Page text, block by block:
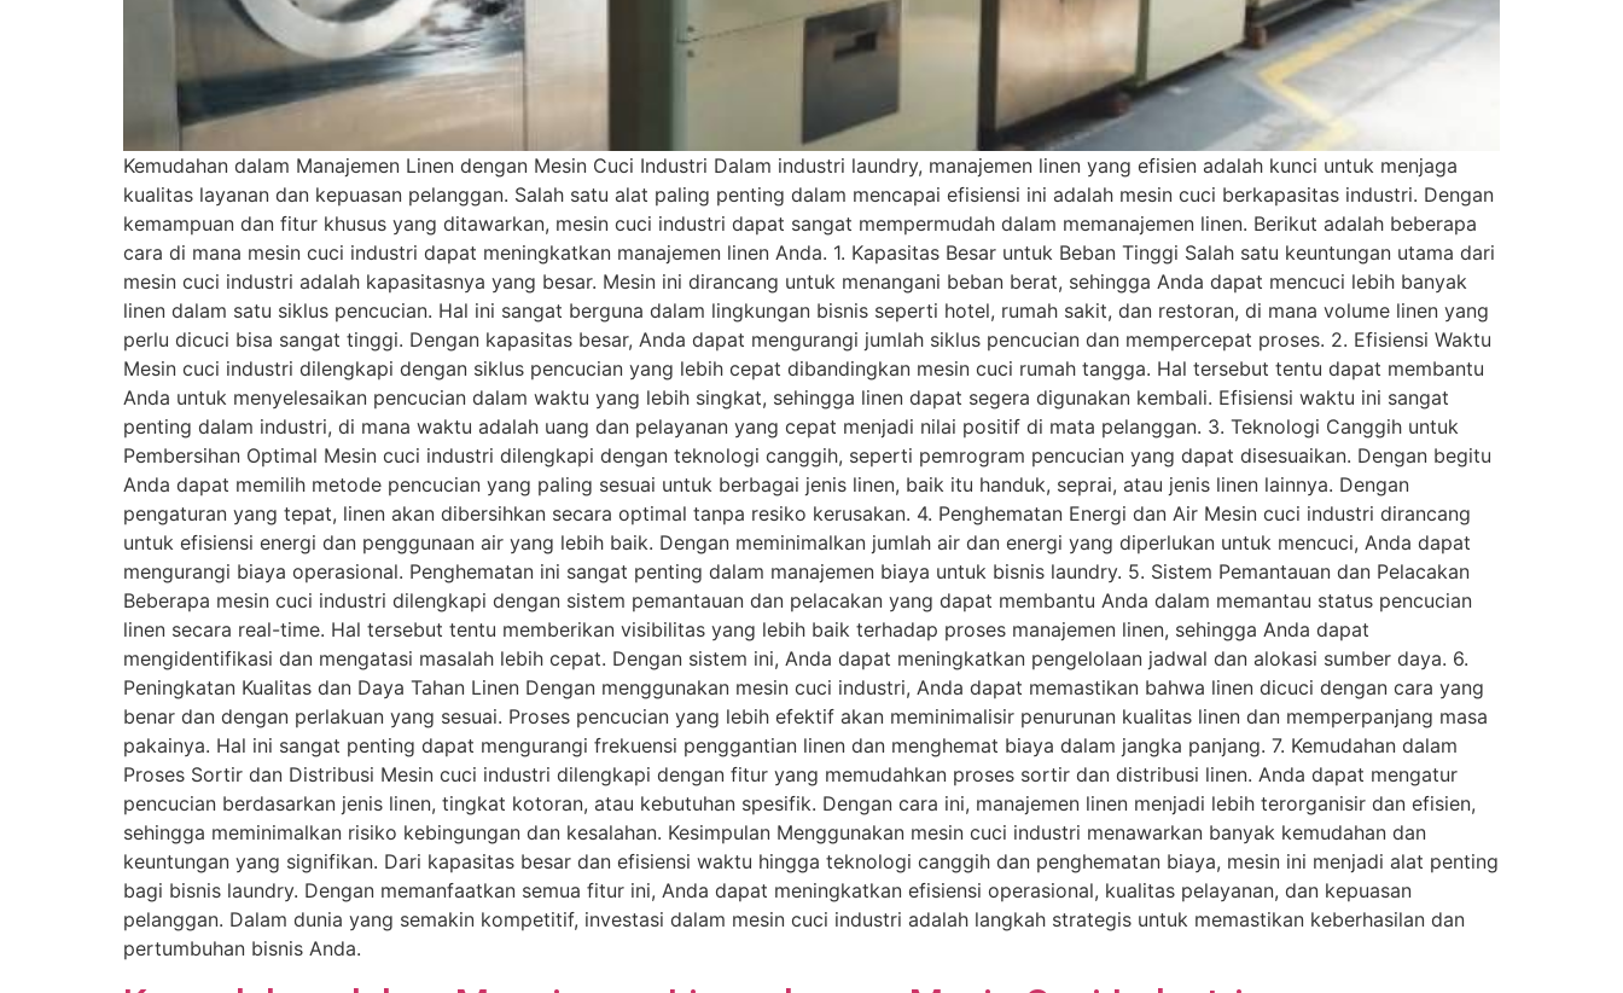
Kemudahan dalam Manajemen Linen dengan Mesin Cuci Industri Dalam industri laundry, manajemen linen yang efisien adalah kunci untuk menjaga
kualitas layanan dan kepuasan pelanggan. Salah satu alat paling penting dalam mencapai efisiensi ini adalah mesin cuci berkapasitas industri. Dengan
kemampuan dan fitur khusus yang ditawarkan, mesin cuci industri dapat sangat mempermudah dalam memanajemen linen. Berikut adalah beberapa
cara di mana mesin cuci industri dapat meningkatkan manajemen linen Anda. 1. Kapasitas Besar untuk Beban Tinggi Salah satu keuntungan utama dari
mesin cuci industri adalah kapasitasnya yang besar. Mesin ini dirancang untuk menangani beban berat, sehingga Anda dapat mencuci lebih banyak
linen dalam satu siklus pencucian. Hal ini sangat berguna dalam lingkungan bisnis seperti hotel, rumah sakit, dan restoran, di mana volume linen yang
perlu dicuci bisa sangat tinggi. Dengan kapasitas besar, Anda dapat mengurangi jumlah siklus pencucian dan mempercepat proses. 2. Efisiensi Waktu
Mesin cuci industri dilengkapi dengan siklus pencucian yang lebih cepat dibandingkan mesin cuci rumah tangga. Hal tersebut tentu dapat membantu
Anda untuk menyelesaikan pencucian dalam waktu yang lebih singkat, sehingga linen dapat segera digunakan kembali. Efisiensi waktu ini sangat
penting dalam industri, di mana waktu adalah uang dan pelayanan yang cepat menjadi nilai positif di mata pelanggan. 3. Teknologi Canggih untuk
Pembersihan Optimal Mesin cuci industri dilengkapi dengan teknologi canggih, seperti pemrogram pencucian yang dapat disesuaikan. Dengan begitu
Anda dapat memilih metode pencucian yang paling sesuai untuk berbagai jenis linen, baik itu handuk, seprai, atau jenis linen lainnya. Dengan
pengaturan yang tepat, linen akan dibersihkan secara optimal tanpa resiko kerusakan. 4. Penghematan Energi dan Air Mesin cuci industri dirancang
untuk efisiensi energi dan penggunaan air yang lebih baik. Dengan meminimalkan jumlah air dan energi yang diperlukan untuk mencuci, Anda dapat
mengurangi biaya operasional. Penghematan ini sangat penting dalam manajemen biaya untuk bisnis laundry. 5. Sistem Pemantauan dan Pelacakan
Beberapa mesin cuci industri dilengkapi dengan sistem pemantauan dan pelacakan yang dapat membantu Anda dalam memantau status pencucian
linen secara real-time. Hal tersebut tentu memberikan visibilitas yang lebih baik terhadap proses manajemen linen, sehingga Anda dapat
mengidentifikasi dan mengatasi masalah lebih cepat. Dengan sistem ini, Anda dapat meningkatkan pengelolaan jadwal dan alokasi sumber daya. 6.
Peningkatan Kualitas dan Daya Tahan Linen Dengan menggunakan mesin cuci industri, Anda dapat memastikan bahwa linen dicuci dengan cara yang
benar dan dengan perlakuan yang sesuai. Proses pencucian yang lebih efektif akan meminimalisir penurunan kualitas linen dan memperpanjang masa
pakainya. Hal ini sangat penting dapat mengurangi frekuensi penggantian linen dan menghemat biaya dalam jangka panjang. 7. Kemudahan dalam
Proses Sortir dan Distribusi Mesin cuci industri dilengkapi dengan fitur yang memudahkan proses sortir dan distribusi linen. Anda dapat mengatur
pencucian berdasarkan jenis linen, tingkat kotoran, atau kebutuhan spesifik. Dengan cara ini, manajemen linen menjadi lebih terorganisir dan efisien,
sehingga meminimalkan risiko kebingungan dan kesalahan. Kesimpulan Menggunakan mesin cuci industri menawarkan banyak kemudahan dan
keuntungan yang signifikan. Dari kapasitas besar dan efisiensi waktu hingga teknologi canggih dan penghematan biaya, mesin ini menjadi alat penting
bagi bisnis laundry. Dengan memanfaatkan semua fitur ini, Anda dapat meningkatkan efisiensi operasional, kualitas pelayanan, dan kepuasan
pelanggan. Dalam dunia yang semakin kompetitif, investasi dalam mesin cuci industri adalah langkah strategis untuk memastikan keberhasilan dan
pertumbuhan bisnis Anda.